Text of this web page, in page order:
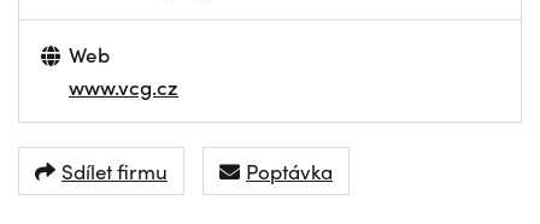
Web
www.vcg.cz
Sdílet firmu Poptávka